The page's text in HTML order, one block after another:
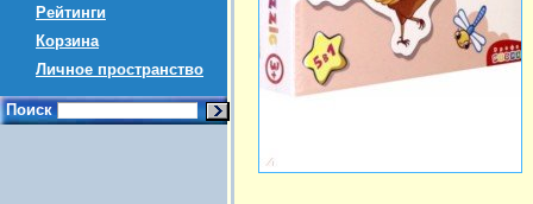
Рейтинги
Корзина
Личное пространство
Поиск